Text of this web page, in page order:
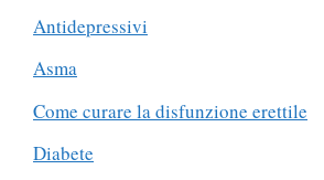
Antidepressivi
Asma
Come curare la disfunzione erettile
Diabete